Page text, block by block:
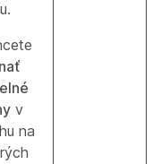
v
na